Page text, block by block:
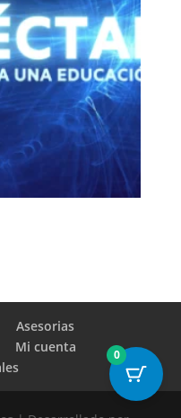
Asesorias
Mi cuenta
0